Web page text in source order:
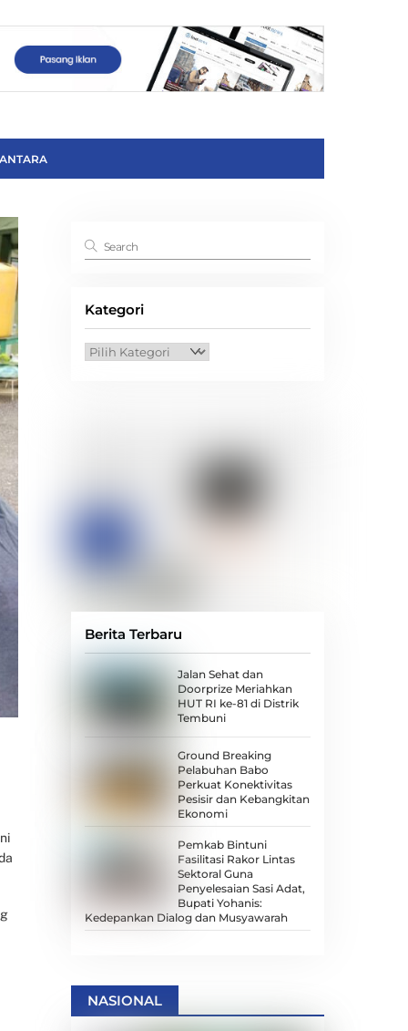
Kategori
Kategori
Berita Terbaru
Jalan Sehat dan
Doorprize Meriahkan
HUT RI ke-81 di Distrik
Tembuni
Ground Breaking
Pelabuhan Babo
Perkuat Konektivitas
Pesisir dan Kebangkitan
Ekonomi
Pemkab Bintuni
Fasilitasi Rakor Lintas
Sektoral Guna
Penyelesaian Sasi Adat,
Bupati Yohanis:
Kedepankan Dialog dan Musyawarah
NASIONAL